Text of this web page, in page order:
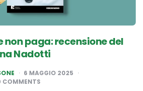
non paga: recensione del
Nadotti
6 MAGGIO 2025
COMMENTS